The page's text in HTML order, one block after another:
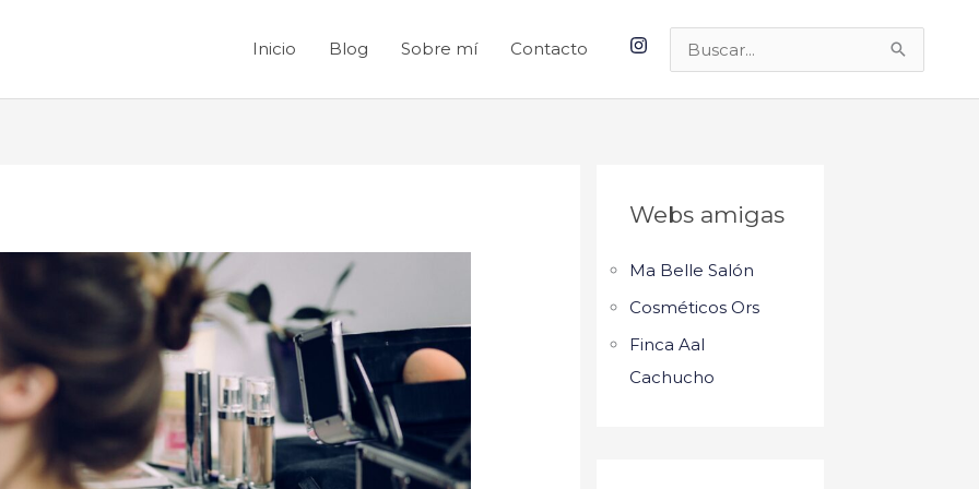
Inicio Blog Sobre mí Contacto
Buscar
por:
Webs amigas
Ma Belle Salón
Cosméticos Ors
Finca Aal
Cachucho